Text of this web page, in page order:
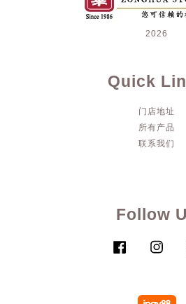
2026
Quick
门店地址
所有产品
联系我们
Follow
Facebook